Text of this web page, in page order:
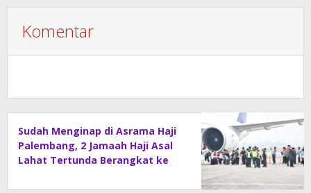
Komentar
Sudah Menginap di Asrama Haji
Palembang, 2 Jamaah Haji Asal
Lahat Tertunda Berangkat ke